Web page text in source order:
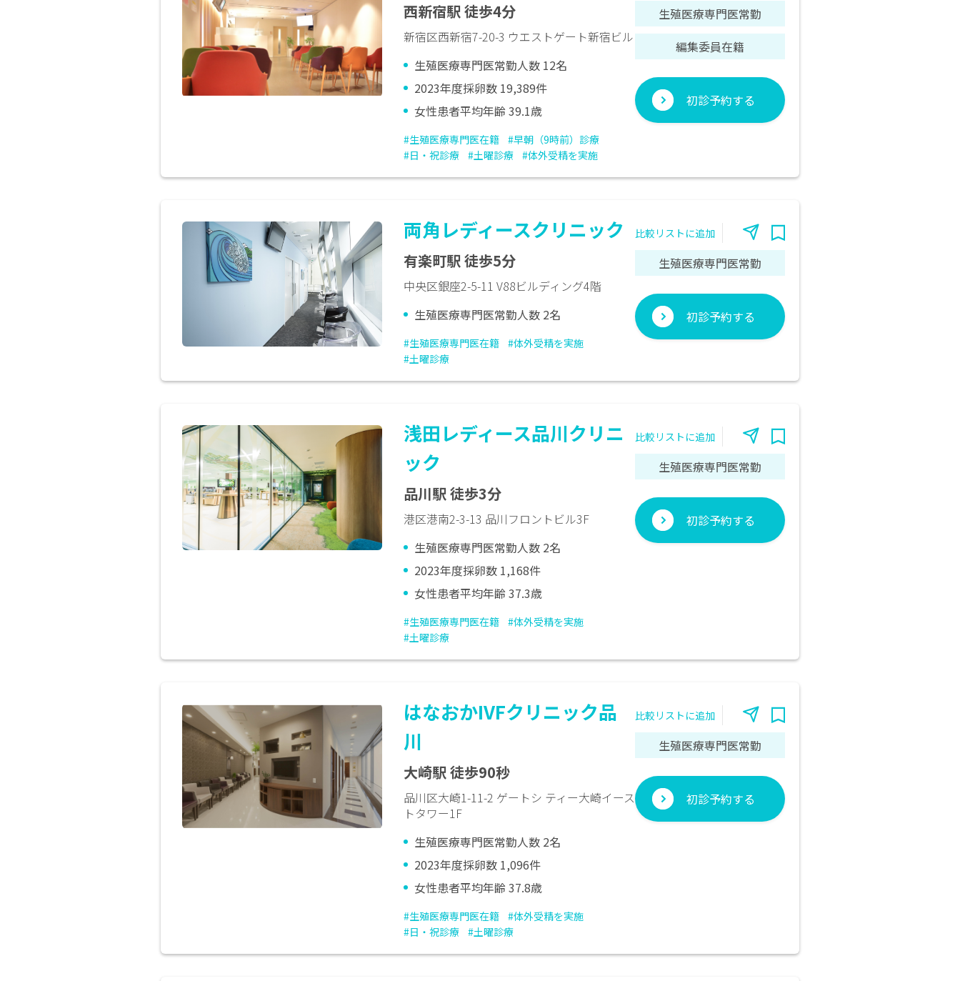
西新宿駅 徒歩4分
新宿区西新宿7-20-3 ウエストゲート新宿ビル
生殖医療専門医常勤人数 12名
2023年度採卵数 19,389件
女性患者平均年齢 39.1歳
#生殖医療専門医在籍 #早朝（9時前）診療
#日・祝診療 #土曜診療 #体外受精を実施
生殖医療専門医常勤
編集委員在籍
初診予約する
比較リストに追加
両角レディースクリニック
有楽町駅 徒歩5分
中央区銀座2-5-11 V88ビルディング4階
生殖医療専門医常勤人数 2名
#生殖医療専門医在籍 #体外受精を実施
#土曜診療
生殖医療専門医常勤
初診予約する
比較リストに追加
浅田レディース品川クリニ
ック
品川駅 徒歩3分
港区港南2-3-13 品川フロントビル3F
生殖医療専門医常勤人数 2名
2023年度採卵数 1,168件
女性患者平均年齢 37.3歳
#生殖医療専門医在籍 #体外受精を実施
#土曜診療
生殖医療専門医常勤
初診予約する
比較リストに追加
はなおかIVFクリニック品
川
大崎駅 徒歩90秒
品川区大崎1-11-2 ゲートシ ティー大崎イース
トタワー1F
生殖医療専門医常勤人数 2名
2023年度採卵数 1,096件
女性患者平均年齢 37.8歳
#生殖医療専門医在籍 #体外受精を実施
#日・祝診療 #土曜診療
生殖医療専門医常勤
初診予約する